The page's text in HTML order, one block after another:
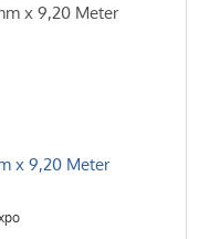
x 9,20 Meter